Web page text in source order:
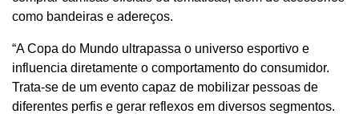
como bandeiras e adereços.
“A Copa do Mundo ultrapassa o universo esportivo e
influencia diretamente o comportamento do consumidor.
Trata-se de um evento capaz de mobilizar pessoas de
diferentes perfis e gerar reflexos em diversos segmentos.